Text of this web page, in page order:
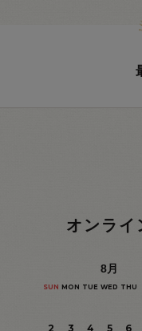
オンライ
8月
SUN MON TUE WED THU
2
3 4 5 6